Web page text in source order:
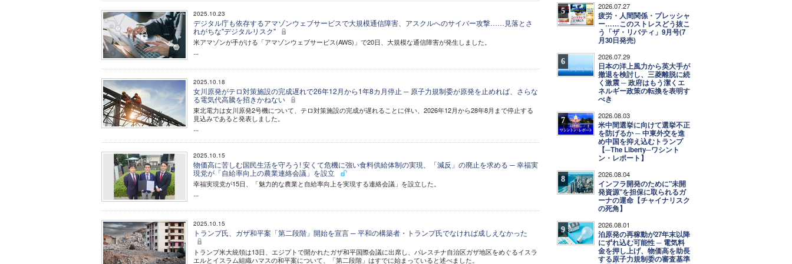
2025.10.23
デジタル庁も依存するアマゾンウェブサービスで大規模通信障害、アスクルへのサイバー攻撃……見落とさ
れがちな"デジタルリスク"
米アマゾンが手がける「アマゾンウェブサービス(AWS)」で20日、大規模な通信障害が発生しました。
...
2025.10.18
女川原発がテロ対策施設の完成遅れで26年12月から1年8カ月停止 ─ 原子力規制委が原発を止めれば、さらな
る電気代高騰を招きかねない
東北電力は女川原発2号機について、テロ対策施設の完成が遅れることに伴い、2026年12月から28年8月まで停止する
見込みであると発表しました。
...
2025.10.15
物価高に苦しむ国民生活を守ろう! 安くて危機に強い食料供給体制の実現、「減反」の廃止を求める ─ 幸福実
現党が「自給率向上の農業連絡会議」を設立
幸福実現党が15日、「魅力的な農業と自給率向上を実現する連絡会議」を設立した。
...
2025.10.15
トランプ氏、ガザ和平案「第二段階」開始を宣言 ─ 平和の構築者・トランプ氏でなければ成しえなかった
トランプ米大統領は13日、エジプトで開かれたガザ和平国際会議に出席し、パレスチナ自治区ガザ地区をめぐるイスラ
エルとイスラム組織ハマスの和平案について、「第二段階」はすでに始まっていると述べました。
5 2026.07.27
疲労・人間関係・プレッシャ
ー……このストレスどう抜こ
う「ザ・リバティ」9月号(7
月30日発売)
6 2026.07.29
日本の洋上風力から英大手が
撤退を検討し、三菱離脱に続
く激震 ─ 政府はもう潔くエ
ネルギー政策の転換を表明す
べき
7 2026.08.03
米中間選挙に向けて選挙不正
を防げるか ─ 中東外交を進
め中国を抑え込むトランプ
【─The Liberty─ワシント
ン・レポート】
8 2026.08.04
インフラ開発のために"未開
発資源"を担保に取られるガ
ーナの運命【チャイナリスク
の死角】
9 2026.08.01
泊原発の再稼動が27年末以降
にずれ込む可能性 ─ 電気料
金を押し上げ、物価高を助長
する原子力規制委の審査基準